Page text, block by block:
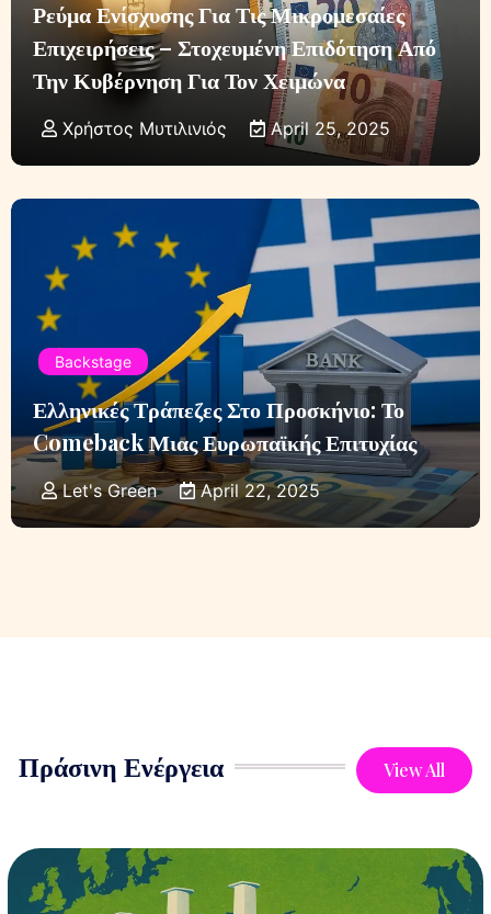
Ρεύμα Ενίσχυσης Για Τις Μικρομεσαίες
Επιχειρήσεις – Στοχευμένη Επιδότηση Από
Την Κυβέρνηση Για Τον Χειμώνα
Χρήστος Μυτιλινιός April 25, 2025
Backstage
Ελληνικές Τράπεζες Στο Προσκήνιο: Το
Comeback Μιας Ευρωπαϊκής Επιτυχίας
Let's Green April 22, 2025
Πράσινη Ενέργεια View All